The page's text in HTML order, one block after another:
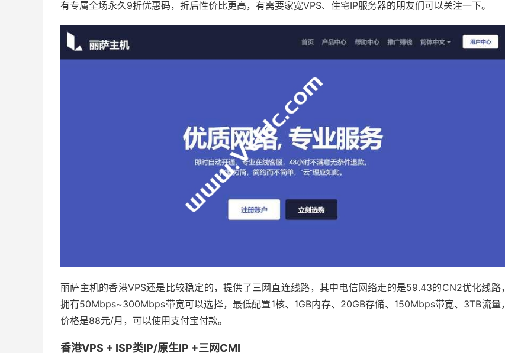
有专属全场永久9折优惠码，折后性价比更高，有需要家宽VPS、住宅IP服务器的朋友们可以关注一下。
丽萨主机的香港VPS还是比较稳定的，提供了三网直连线路，其中电信网络走的是59.43的CN2优化线路，
拥有50Mbps~300Mbps带宽可以选择，最低配置1核、1GB内存、20GB存储、150Mbps带宽、3TB流量，
价格是88元/月，可以使用支付宝付款。
香港VPS + ISP类IP/原生IP +三网CMI